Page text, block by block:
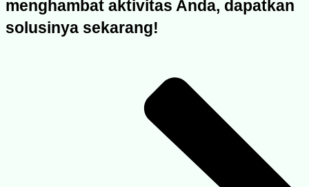
menghambat aktivitas Anda, dapatkan
solusinya sekarang!